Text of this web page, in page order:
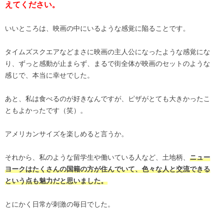
えてください。
いいところは、映画の中にいるような感覚に陥ることです。
タイムズスクエアなどまさに映画の主人公になったような感覚にな
り、ずっと感動が止まらず、まるで街全体が映画のセットのような
感じで、本当に幸せでした。
あと、私は食べるのが好きなんですが、ピザがとても大きかったこ
ともよかったです（笑）。
アメリカンサイズを楽しめると言うか。
それから、私のような留学生や働いている人など、土地柄、
ニュー
ヨークはたくさんの国籍の方が住んでいて、色々な人と交流できる
という点も魅力だと思いました。
とにかく日常が刺激の毎日でした。